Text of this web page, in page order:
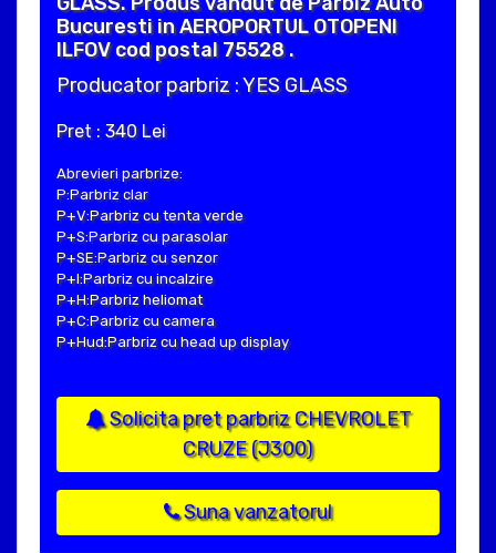
Bucuresti in AEROPORTUL OTOPENI
ILFOV cod postal 75528 .
Producator parbriz : YES GLASS
Pret : 340 Lei
Abrevieri parbrize:
P:Parbriz clar
P+V:Parbriz cu tenta verde
P+S:Parbriz cu parasolar
P+SE:Parbriz cu senzor
P+I:Parbriz cu incalzire
P+H:Parbriz heliomat
P+C:Parbriz cu camera
P+Hud:Parbriz cu head up display
Solicita pret parbriz CHEVROLET
CRUZE (J300)
Suna vanzatorul